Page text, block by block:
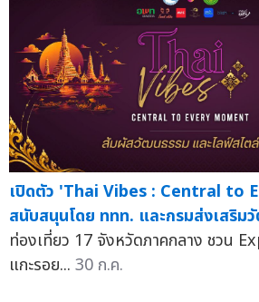
เปิดตัว 'Thai Vibes : Central to
สนับสนุนโดย ททท. และกรมส่งเสริม
ท่องเที่ยว 17 จังหวัดภาคกลาง ชวน
แกะรอย... 30 ก.ค.